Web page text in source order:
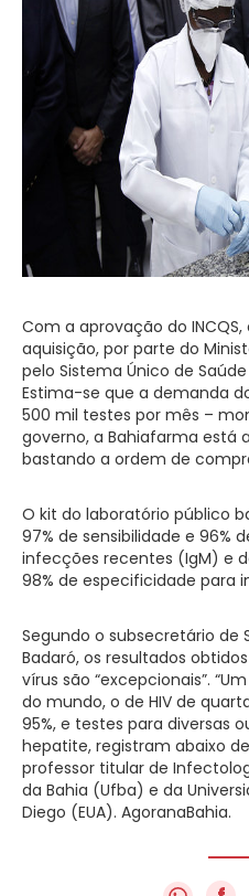
Com a aprovação do
aquisição, por parte do
pelo Sistema Único de
Estima-se que a demanda
500 mil testes por mês –
governo, a Bahiafarma está
bastando a ordem de
O kit do laboratório público
97% de sensibilidade e 96%
infecções recentes (IgM) e
98% de especificidade para
Segundo o subsecretário de
Badaró, os resultados
vírus são “excepcionais”.
do mundo, o de HIV de
95%, e testes para diversas
hepatite, registram abaixo
professor titular de
da Bahia (Ufba) e da
Diego (EUA). AgoranaBahia.